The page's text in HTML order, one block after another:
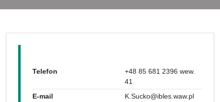
Telefon
+48 85 681 2396 wew.
41
E-mail
K.Sucko@ibles.waw.pl